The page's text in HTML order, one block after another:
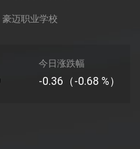
豪迈职业学校
今日涨跌幅
-0.36（-0.68 %）